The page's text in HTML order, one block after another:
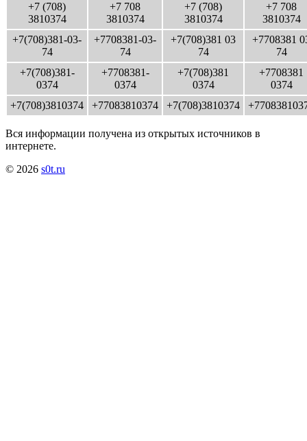
+7 (708)
3810374
+7 708
3810374
+7 (708)
3810374
+7 708
3810374
+7(708)381-03-
74
+7708381-03-
74
+7(708)381 03
74
+7708381
74
+7(708)381-
0374
+7708381-
0374
+7(708)381
0374
+7708381
0374
+7(708)3810374
+77083810374 +7(708)3810374
Вся информации получена из открытых источников в
интернете.
© 2026 s0t.ru